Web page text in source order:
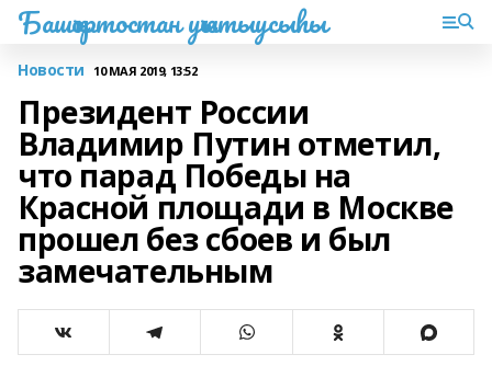
Башҡортостан уҡытыусыһы
Новости 10 МАЯ 2019, 13:52
Президент России
Владимир Путин отметил,
что парад Победы на
Красной площади в Москве
прошел без сбоев и был
замечательным